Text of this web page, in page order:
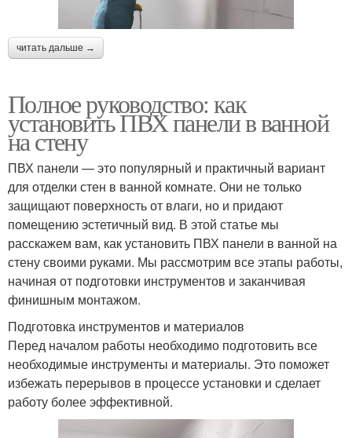
читать дальше →
Полное руководство: как
установить ПВХ панели в ванной
на стену
ПВХ панели — это популярный и практичный вариант
для отделки стен в ванной комнате. Они не только
защищают поверхность от влаги, но и придают
помещению эстетичный вид. В этой статье мы
расскажем вам, как установить ПВХ панели в ванной на
стену своими руками. Мы рассмотрим все этапы работы,
начиная от подготовки инструментов и заканчивая
финишным монтажом.
Подготовка инструментов и материалов
Перед началом работы необходимо подготовить все
необходимые инструменты и материалы. Это поможет
избежать перерывов в процессе установки и сделает
работу более эффективной.